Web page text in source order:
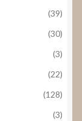
(39)
(30)
(3)
(22)
(128)
(3)